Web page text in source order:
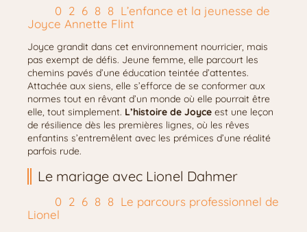
L’enfance et la jeunesse de
Joyce Annette Flint
Joyce grandit dans cet environnement nourricier, mais
pas exempt de défis. Jeune femme, elle parcourt les
chemins pavés d’une éducation teintée d’attentes.
Attachée aux siens, elle s’efforce de se conformer aux
normes tout en rêvant d’un monde où elle pourrait être
elle, tout simplement. L’histoire de Joyce est une leçon
de résilience dès les premières lignes, où les rêves
enfantins s’entremêlent avec les prémices d’une réalité
parfois rude.
Le mariage avec Lionel Dahmer
Le parcours professionnel de
Lionel